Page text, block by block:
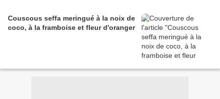
Couscous seffa meringué à la noix de
coco, à la framboise et fleur d'oranger